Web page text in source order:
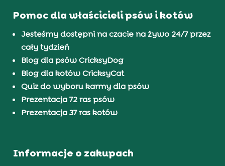
Pomoc dla właścicieli psów i kotów
Jesteśmy dostępni na czacie na żywo 24/7 przez
cały tydzień
Blog dla psów CricksyDog
Blog dla kotów CricksyCat
Quiz do wyboru karmy dla psów
Prezentacja 72 ras psów
Prezentacja 37 ras kotów
Informacje o zakupach